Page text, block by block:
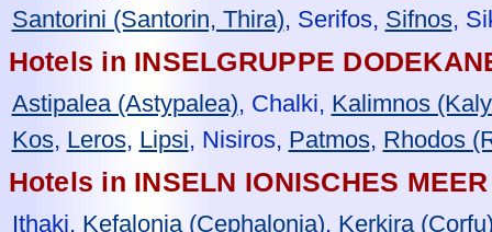
Santorini (Santorin, Thira), Serifos, Sifnos,
Hotels in INSELGRUPPE
Astipalea (Astypalea), Chalki, Kalimnos
Kos, Leros, Lipsi, Nisiros, Patmos, Rhodos
Hotels in INSELN IONISCHES
Ithaki, Kefalonia (Cephalonia), Kerkira